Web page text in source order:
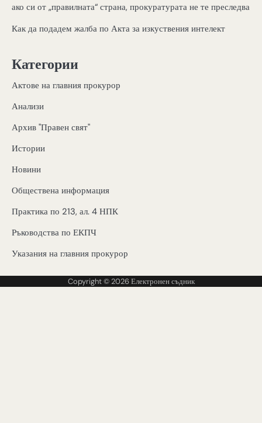
ако си от „правилната“ страна, прокуратурата не те преследва
Как да подадем жалба по Акта за изкуствения интелект
Категории
Актове на главния прокурор
Анализи
Архив "Правен свят"
Истории
Новини
Обществена информация
Практика по 213, ал. 4 НПК
Ръководства по ЕКПЧ
Указания на главния прокурор
Copyright © 2026Електронен съдник